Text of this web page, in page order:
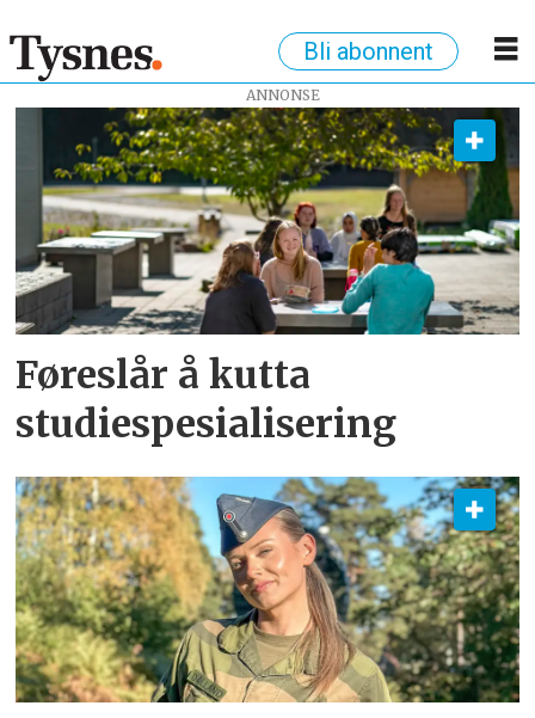
Bli abonnent
Tag:
utdanning
ANNONSE
Føreslår å kutta
studiespesialisering